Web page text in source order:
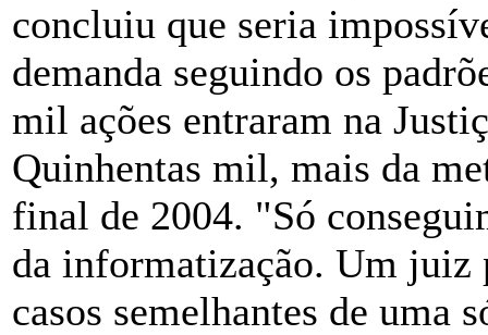
concluiu que seria
demanda seguindo os
mil ações entraram na
Quinhentas mil, mais da
final de 2004. "Só
da informatização. Um juiz
casos semelhantes de uma